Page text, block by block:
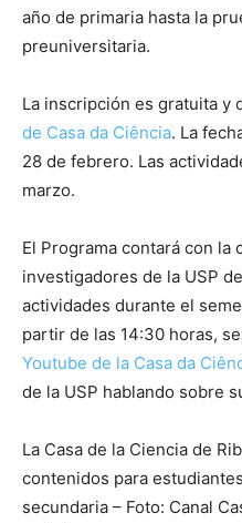
año de primaria hasta la
preuniversitaria.
La inscripción es gratuita y
de Casa da Ciência. La
28 de febrero. Las
marzo.
El Programa contará con la
investigadores de la USP
actividades durante el
partir de las 14:30 horas,
Youtube de la Casa da
de la USP hablando sobre
La Casa de la Ciencia de
contenidos para
secundaria – Foto: Canal